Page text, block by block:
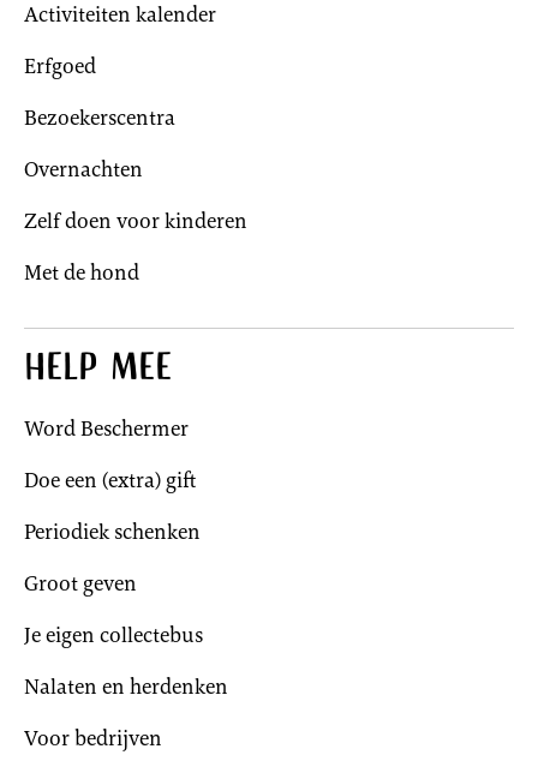
Activiteiten kalender
Erfgoed
Bezoekerscentra
Overnachten
Zelf doen voor kinderen
Met de hond
Help mee
Word Beschermer
Doe een (extra) gift
Periodiek schenken
Groot geven
Je eigen collectebus
Nalaten en herdenken
Voor bedrijven